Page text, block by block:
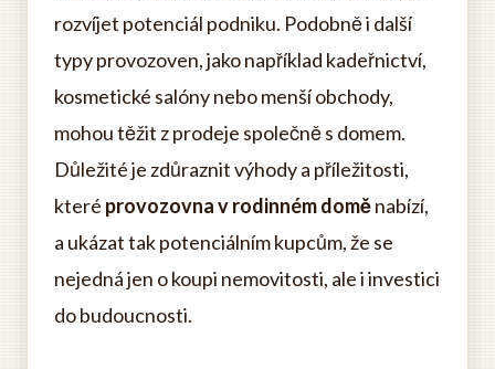
rozvíjet potenciál podniku. Podobně i další
typy provozoven, jako například kadeřnictví,
kosmetické salóny nebo menší obchody,
mohou těžit z prodeje společně s domem.
Důležité je zdůraznit výhody a příležitosti,
které provozovna v rodinném doměnabízí,
a ukázat tak potenciálním kupcům, že se
nejedná jen o koupi nemovitosti, ale i investici
do budoucnosti.